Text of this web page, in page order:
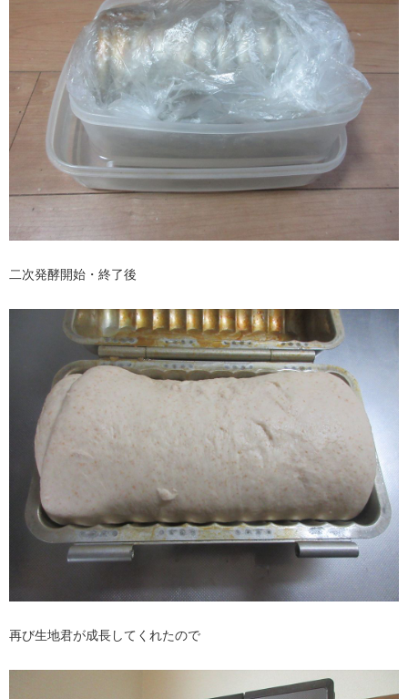
二次発酵開始・終了後
再び生地君が成長してくれたので